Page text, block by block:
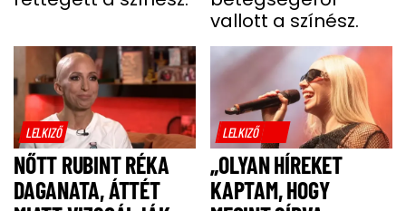
vallott a színész.
LELKIZŐ
NŐTT RUBINT RÉKA
DAGANATA, ÁTTÉT
LELKIZŐ
„OLYAN HÍREKET
KAPTAM, HOGY